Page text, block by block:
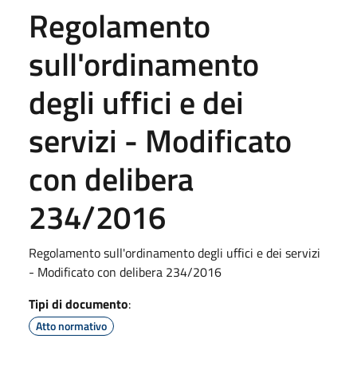
Regolamento
sull'ordinamento
degli uffici e dei
servizi - Modificato
con delibera
234/2016
Regolamento sull'ordinamento degli uffici e dei servizi
- Modificato con delibera 234/2016
Tipi di documento:
Atto normativo